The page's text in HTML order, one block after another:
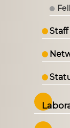
Staff